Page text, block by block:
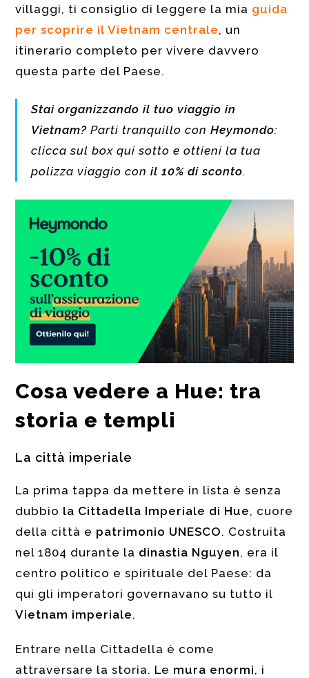
villaggi, ti consiglio di leggere la mia guida
per scoprire il Vietnam centrale, un
itinerario completo per vivere davvero
questa parte del Paese.
Stai organizzando il tuo viaggio in
Vietnam? Parti tranquillo conHeymondo:
clicca sul box qui sotto e ottieni la tua
polizza viaggio conil 10% di sconto.
Cosa vedere a Hue: tra
storia e templi
La città imperiale
La prima tappa da mettere in lista è senza
dubbio la Cittadella Imperiale di Hue, cuore
della città e patrimonio UNESCO. Costruita
nel 1804 durante la dinastia Nguyen, era il
centro politico e spirituale del Paese: da
qui gli imperatori governavano su tutto il
Vietnam imperiale.
Entrare nella Cittadella è come
attraversare la storia. Le mura enormi, i